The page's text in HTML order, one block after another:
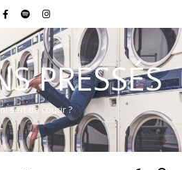
PRESSÉS
sert de courir ?